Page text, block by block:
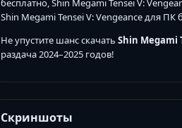
бесплатно, Shin Megami Tensei V:
Shin Megami Tensei V: Vengeance для ПК
Не упустите шанс скачать Shin Megami
раздача 2024–2025 годов!
Скриншоты